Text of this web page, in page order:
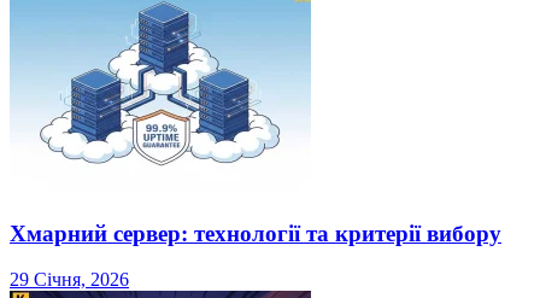
Хмарний сервер: технології та критерії вибору
29 Січня, 2026